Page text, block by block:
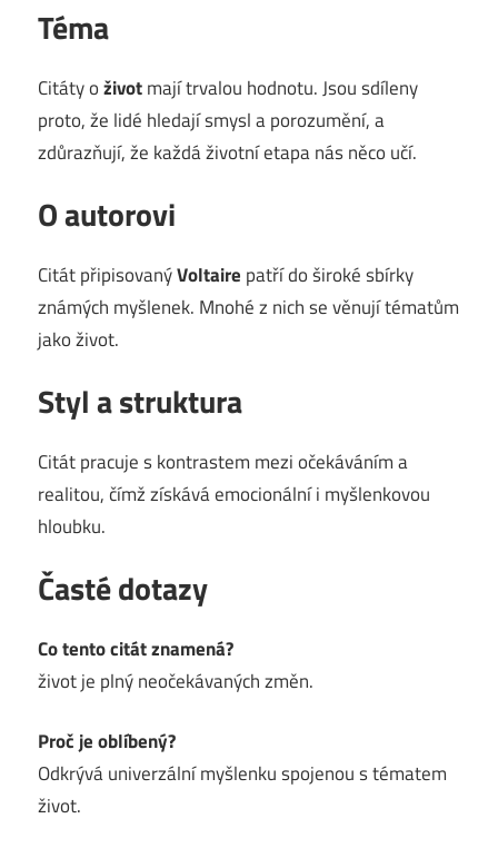
Téma
Citáty oživotmají trvalou hodnotu. Jsou sdíleny
proto, že lidé hledají smysl a porozumění, a
zdůrazňují, že každá životní etapa nás něco učí.
O autorovi
Citát připisovanýVoltaire patří do široké sbírky
známých myšlenek. Mnohé z nich se věnují tématům
jako život.
Styl a struktura
Citát pracuje s kontrastem mezi očekáváním a
realitou, čímž získává emocionální i myšlenkovou
hloubku.
Časté dotazy
Co tento citát znamená?
život je plný neočekávaných změn.
Proč je oblíbený?
Odkrývá univerzální myšlenku spojenou s tématem
život.